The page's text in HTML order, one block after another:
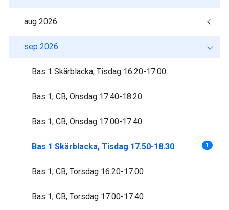
aug 2026
sep 2026
Bas 1 Skärblacka, Tisdag 16.20-17.00
Bas 1, CB, Onsdag 17.40-18.20
Bas 1, CB, Onsdag 17.00-17.40
Bas 1 Skärblacka, Tisdag 17.50-18.30 1
Bas 1, CB, Torsdag 16.20-17.00
Bas 1, CB, Torsdag 17.00-17.40